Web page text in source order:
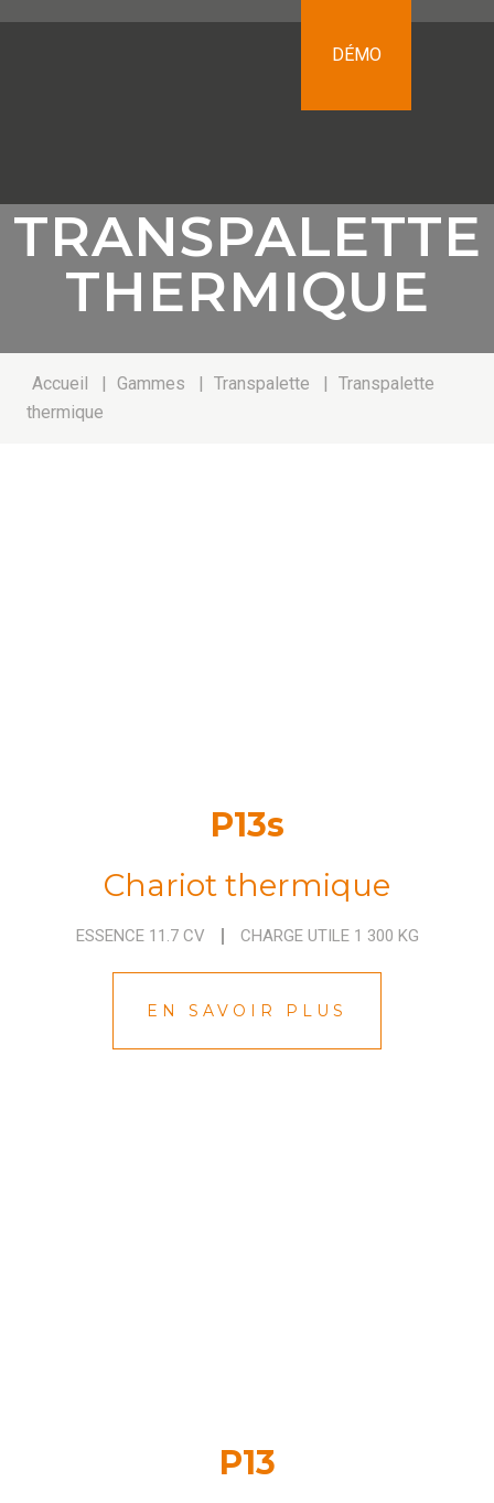
DÉMO
TRANSPALETTE
THERMIQUE
Accueil | Gammes | Transpalette | Transpalette
thermique
P13s
Chariot thermique
ESSENCE 11.7 CV CHARGE UTILE 1 300 KG
EN SAVOIR PLUS
P13